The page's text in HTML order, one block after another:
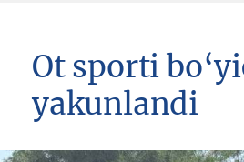
Ot sporti
yakunlandi